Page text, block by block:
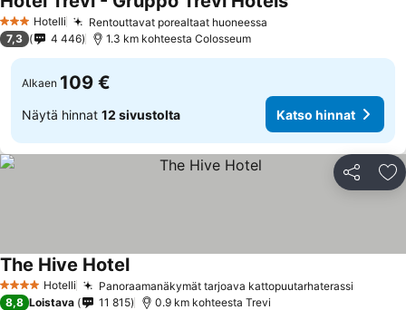
3 Tähtiluokitus
Hotelli Rentouttavat porealtaat huoneessa
Katso hinnat
7,3 4 446 1.3 km kohteesta Colosseum
Alkaen 109 €
Näytä hinnat 12 sivustolta Katso hinnat
Jaa
4 Tähtiluokitus
Hotelli Panoraamanäkymät tarjoava kattopuutarhaterassi
The Hive HotelKatso hinnat
8,8 Loistava 11 815 0.9 km kohteesta Trevi